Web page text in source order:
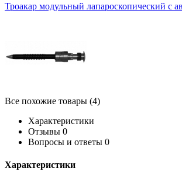
Троакар модульный лапароскопический с
Все похожие товары (4)
Характеристики
Отзывы 0
Вопросы и ответы 0
Характеристики